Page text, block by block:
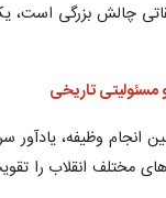
چالش بزرگی است،
مسئولیتی تاریخی
وظیفه، یادآور
مختلف انقلاب را